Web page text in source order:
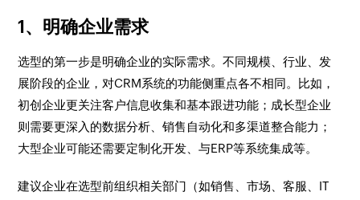
1、明确企业需求
选型的第一步是明确企业的实际需求。不同规模、行业、发
展阶段的企业，对CRM系统的功能侧重点各不相同。比如，
初创企业更关注客户信息收集和基本跟进功能；成长型企业
则需要更深入的数据分析、销售自动化和多渠道整合能力；
大型企业可能还需要定制化开发、与ERP等系统集成等。
建议企业在选型前组织相关部门（如销售、市场、客服、IT